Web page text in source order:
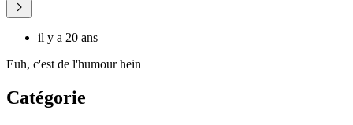
il y a 20 ans
Euh, c'est de l'humour hein
Catégorie